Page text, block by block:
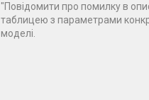
"Повідомити про помилку в
таблицею з параметрами
моделі.